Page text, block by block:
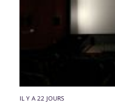
IL Y A 22 JOURS